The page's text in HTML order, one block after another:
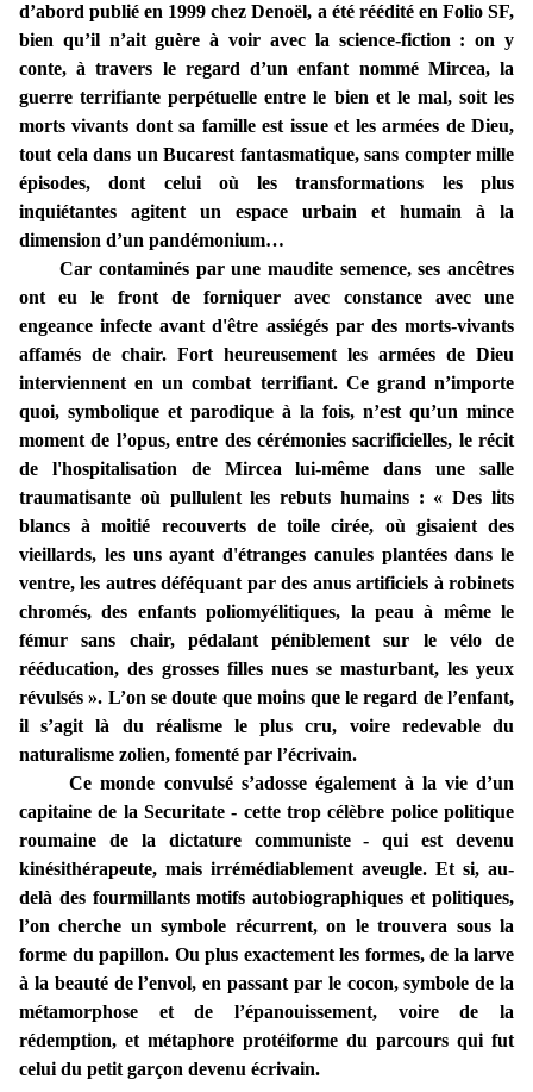
d’abord publié en 1999 chez Denoël, a été réédité en Folio SF,
bien qu’il n’ait guère à voir avec la science-fiction : on y
conte, à travers le regard d’un enfant nommé Mircea, la
guerre terrifiante perpétuelle entre le bien et le mal, soit les
morts vivants dont sa famille est issue et les armées de Dieu,
tout cela dans un Bucarest fantasmatique, sans compter mille
épisodes, dont celui où les transformations les plus
inquiétantes agitent un espace urbain et humain à la
dimension d’un pandémonium…
Car contaminés par une maudite semence, ses ancêtres
ont eu le front de forniquer avec constance avec une
engeance infecte avant d'être assiégés par des morts-vivants
affamés de chair. Fort heureusement les armées de Dieu
interviennent en un combat terrifiant. Ce grand n’importe
quoi, symbolique et parodique à la fois, n’est qu’un mince
moment de l’opus, entre des cérémonies sacrificielles, le récit
de l'hospitalisation de Mircea lui-même dans une salle
traumatisante où pullulent les rebuts humains : « Des lits
blancs à moitié recouverts de toile cirée, où gisaient des
vieillards, les uns ayant d'étranges canules plantées dans le
ventre, les autres déféquant par des anus artificiels à robinets
chromés, des enfants poliomyélitiques, la peau à même le
fémur sans chair, pédalant péniblement sur le vélo de
rééducation, des grosses filles nues se masturbant, les yeux
révulsés ». L’on se doute que moins que le regard de l’enfant,
il s’agit là du réalisme le plus cru, voire redevable du
naturalisme zolien, fomenté par l’écrivain.
Ce monde convulsé s’adosse également à la vie d’un
capitaine de la Securitate - cette trop célèbre police politique
roumaine de la dictature communiste - qui est devenu
kinésithérapeute, mais irrémédiablement aveugle. Et si, au-
delà des fourmillants motifs autobiographiques et politiques,
l’on cherche un symbole récurrent, on le trouvera sous la
forme du papillon. Ou plus exactement les formes, de la larve
à la beauté de l’envol, en passant par le cocon, symbole de la
métamorphose et de l’épanouissement, voire de la
rédemption, et métaphore protéiforme du parcours qui fut
celui du petit garçon devenu écrivain.